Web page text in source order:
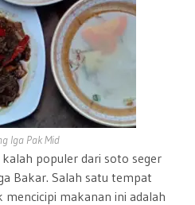
Iga Pak Mid
populer dari soto seger
Bakar. Salah satu tempat
makanan ini adalah